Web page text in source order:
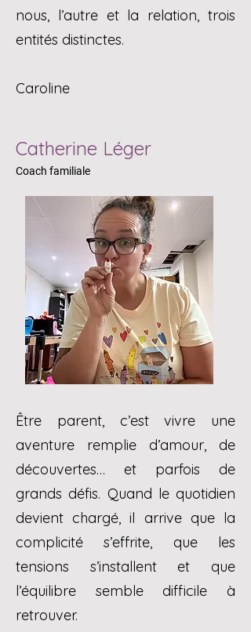
nous, l’autre et la relation, trois
entités distinctes.
Caroline​​
Catherine Léger
Coach familiale
Être parent, c’est vivre une
aventure remplie d’amour, de
découvertes… et parfois de
grands défis. Quand le quotidien
devient chargé, il arrive que la
complicité s’effrite, que les
tensions s’installent et que
l’équilibre semble difficile à
retrouver.